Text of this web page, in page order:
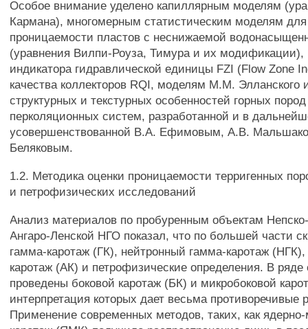
Особое внимание уделено капиллярным моделям
Кармана), многомерным статистическим моделям
проницаемости пластов с неснижаемой
(уравнения Вилпи-Роуза, Тимура и их модификации),
индикатора гидравлической единицы FZI (Flow Zone
качества коллекторов RQI, моделям М.М. Элланского
структурных и текстурных особенностей горных пород
перколяционных систем, разработанной и в
усовершенствованной В.А. Ефимовым, А.В.
Беляковым.
1.2. Методика оценки проницаемости терригенных
и петрофизических исследований
Анализ материалов по пробуренным объектам
Ангаро-Ленской НГО показал, что по большей части
гамма-каротаж (ГК), нейтронный гамма-каротаж (НГК),
каротаж (АК) и петрофизические определения. В
проведены боковой каротаж (БК) и микробоковой
интерпретация которых дает весьма противоречивые
Применение современных методов, таких, как